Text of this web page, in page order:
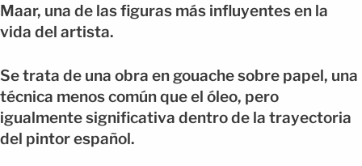
Maar, una de las figuras más influyentes en la
vida del artista.
Se trata de una obra en gouache sobre papel, una
técnica menos común que el óleo, pero
igualmente significativa dentro de la trayectoria
del pintor español.